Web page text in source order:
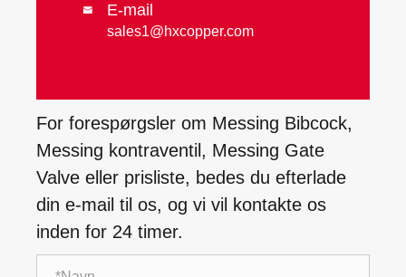
 E-mail
sales1@hxcopper.com
For forespørgsler om Messing Bibcock,
Messing kontraventil, Messing Gate
Valve eller prisliste, bedes du efterlade
din e-mail til os, og vi vil kontakte os
inden for 24 timer.